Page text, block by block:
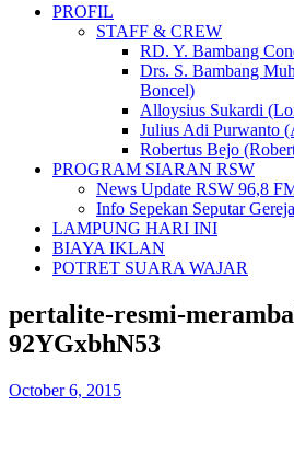
PROFIL
STAFF & CREW
RD. Y. Bambang
Drs. S. Bambang
Boncel)
Alloysius Sukardi
Julius Adi Purwanto
Robertus Bejo
PROGRAM SIARAN RSW
News Update RSW 96,8
Info Sepekan Seputar Gereja
LAMPUNG HARI INI
BIAYA IKLAN
POTRET SUARA WAJAR
pertalite-resmi-
92YGxbhN53
October 6, 2015